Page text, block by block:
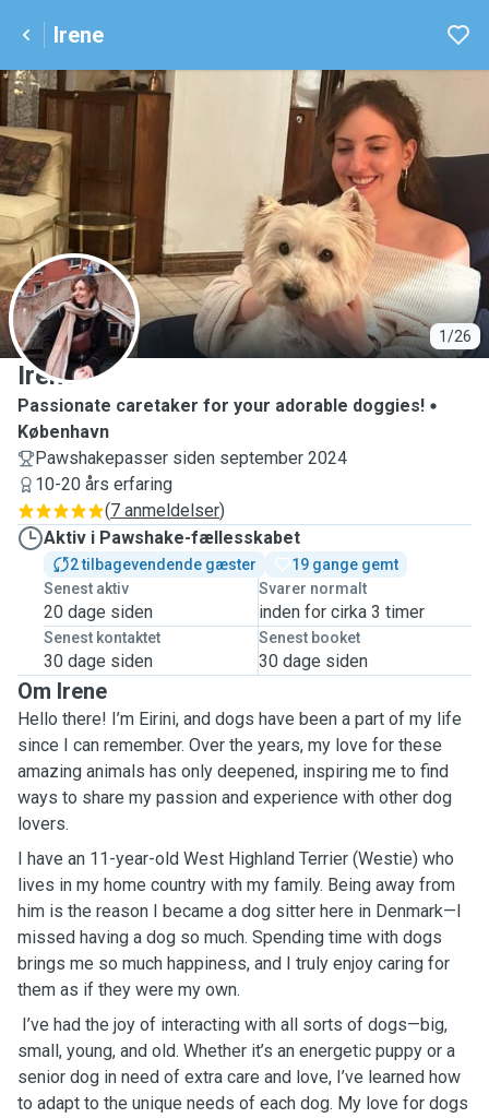
Irene
1/26
I
Irene
Passionate caretaker for your adorable doggies!
København
Pawshakepasser siden september 2024
10-20 års erfaring
(7 anmeldelser)
Aktiv i Pawshake-fællesskabet
2 tilbagevendende gæster
19 gange gemt
Senest aktiv
20 dage siden
Svarer normalt
inden for cirka 3 timer
Senest kontaktet
30 dage siden
Senest booket
30 dage siden
Om Irene
Hello there! I’m Eirini, and dogs have been a part of my life
since I can remember. Over the years, my love for these
amazing animals has only deepened, inspiring me to find
ways to share my passion and experience with other dog
lovers.
I have an 11-year-old West Highland Terrier (Westie) who
lives in my home country with my family. Being away from
him is the reason I became a dog sitter here in Denmark—I
missed having a dog so much. Spending time with dogs
brings me so much happiness, and I truly enjoy caring for
them as if they were my own.
I’ve had the joy of interacting with all sorts of dogs—big,
small, young, and old. Whether it’s an energetic puppy or a
senior dog in need of extra care and love, I’ve learned how
to adapt to the unique needs of each dog. My love for dogs